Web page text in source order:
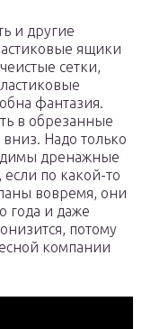
и другие
ящики
сетки,
фантазия.
в обрезанные
Надо только
дренажные
если по какой-то
вовремя, они
года и даже
потому
компании